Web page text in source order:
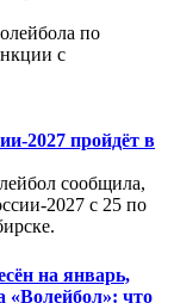
по
с
2027 пройдёт в
сообщила,
2027 с 25 по
на январь,
«Волейбол»: что